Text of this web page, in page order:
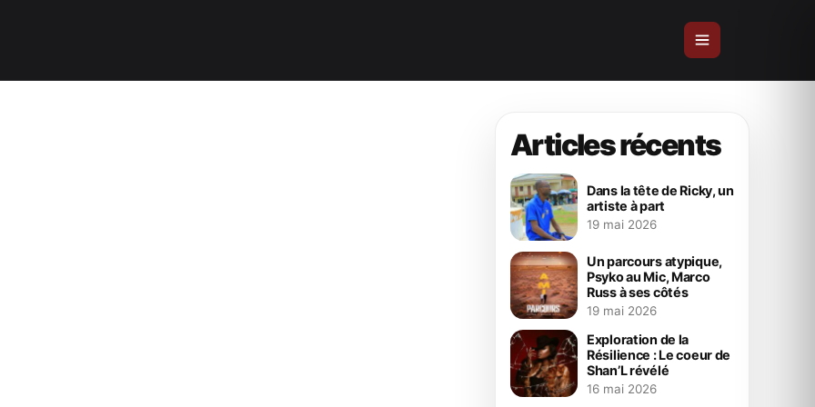
Articles récents
Dans la tête de Ricky, un
artiste à part
19 mai 2026
Un parcours atypique,
Psyko au Mic, Marco
Russ à ses côtés
19 mai 2026
Exploration de la
Résilience : Le coeur de
Shan’L révélé
16 mai 2026